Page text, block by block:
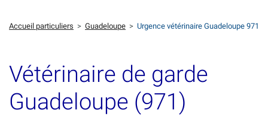
Accueil particuliers > Guadeloupe > Urgence vétérinaire Guadeloupe 971
Vétérinaire de garde
Guadeloupe (971)